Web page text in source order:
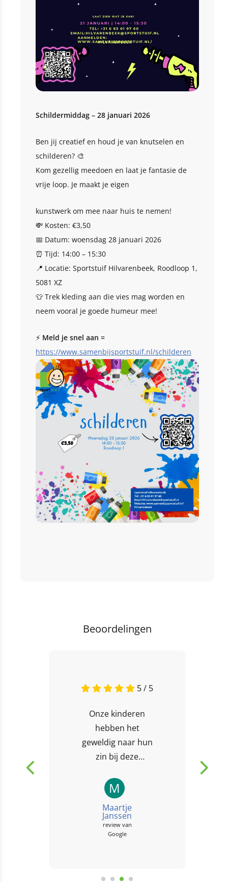
Schildermiddag – 28 januari 2026
Ben jij creatief en houd je van knutselen en
schilderen? 🎨
Kom gezellig meedoen en laat je fantasie de
vrije loop. Je maakt je eigen
kunstwerk om mee naar huis te nemen!
💸 Kosten: €3,50
📅 Datum: woensdag 28 januari 2026
⏰ Tijd: 14:00 – 15:30
📍 Locatie: Sportstuif Hilvarenbeek, Roodloop 1,
5081 XZ
👕 Trek kleding aan die vies mag worden en
neem vooral je goede humeur mee!
⚡ Meld je snel aan =
https://www.samenbijsportstuif.nl/schilderen
Beoordelingen
5 / 5
Onze kinderen
hebben het
geweldig naar hun
zin bij deze
is altijd gezellig en
veilig en de
begeleiders zijn
betrokken bij de
M
Maartje
Janssen
review van
Google